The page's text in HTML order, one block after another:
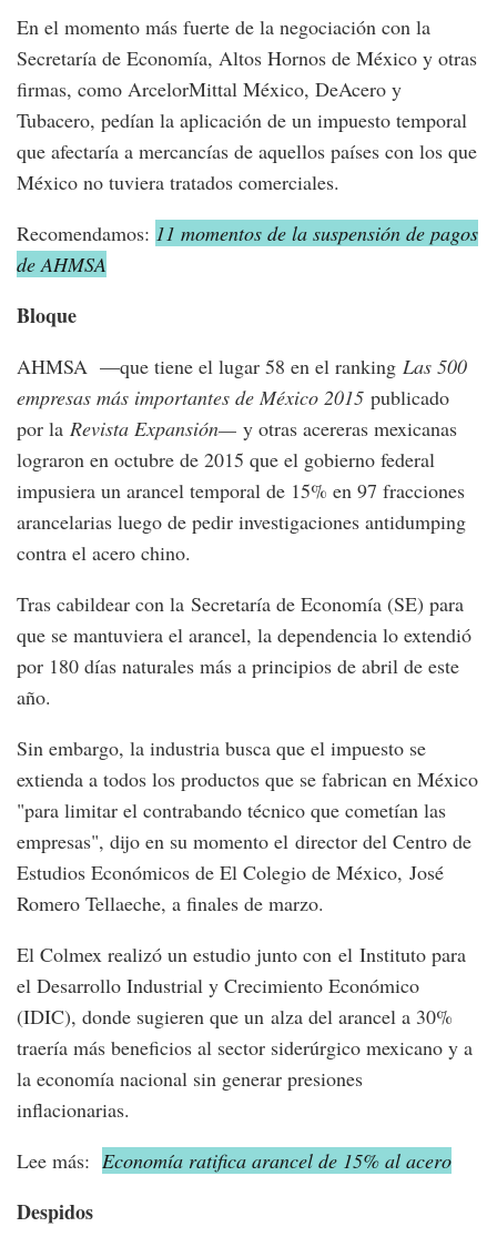
En el momento más fuerte de la negociación con la
Secretaría de Economía, Altos Hornos de México y otras
firmas, como ArcelorMittal México, DeAcero y
Tubacero, pedían la aplicación de un impuesto temporal
que afectaría a mercancías de aquellos países con los que
México no tuviera tratados comerciales.
Recomendamos: 11 momentos de la suspensión de pagos
de AHMSA
Bloque
AHMSA —que tiene el lugar 58 en el ranking Las 500
empresas más importantes de México 2015 publicado
por la Revista Expansión— y otras acereras mexicanas
lograron en octubre de 2015 que el gobierno federal
impusiera un arancel temporal de 15% en 97 fracciones
arancelarias luego de pedir investigaciones antidumping
contra el acero chino.
Tras cabildear con la Secretaría de Economía (SE) para
que se mantuviera el arancel, la dependencia lo extendió
por 180 días naturales más a principios de abril de este
año.
Sin embargo, la industria busca que el impuesto se
extienda a todos los productos que se fabrican en México
"para limitar el contrabando técnico que cometían las
empresas", dijo en su momento el director del Centro de
Estudios Económicos de El Colegio de México, José
Romero Tellaeche, a finales de marzo.
El Colmex realizó un estudio junto con el Instituto para
el Desarrollo Industrial y Crecimiento Económico
(IDIC), donde sugieren que un alza del arancel a 30%
traería más beneficios al sector siderúrgico mexicano y a
la economía nacional sin generar presiones
inflacionarias.
Lee más: Economía ratifica arancel de 15% al acero
Despidos